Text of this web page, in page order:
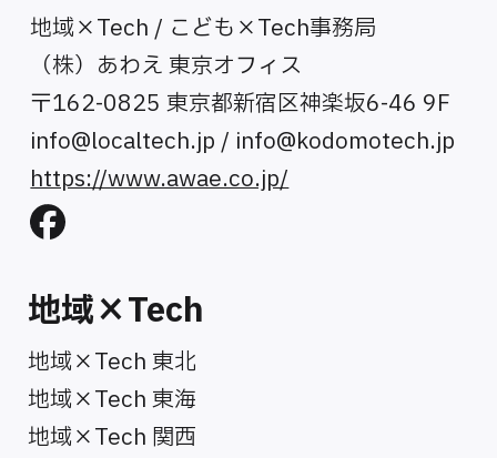
地域×Tech / こども×Tech事務局
（株）あわえ 東京オフィス
〒162-0825 東京都新宿区神楽坂6-46 9F
info@localtech.jp / info@kodomotech.jp
https://www.awae.co.jp/
地域×Tech
地域×Tech 東北
地域×Tech 東海
地域×Tech 関西